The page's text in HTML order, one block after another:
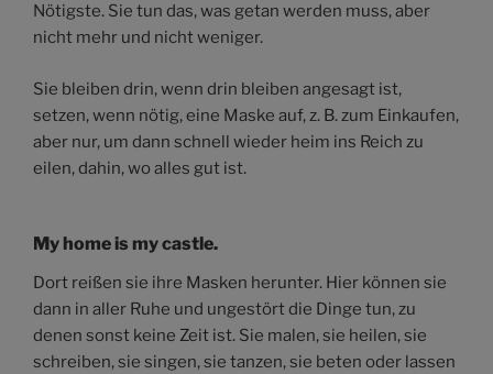
Nötigste. Sie tun das, was getan werden muss, aber
nicht mehr und nicht weniger.
Sie bleiben drin, wenn drin bleiben angesagt ist,
setzen, wenn nötig, eine Maske auf, z. B. zum Einkaufen,
aber nur, um dann schnell wieder heim ins Reich zu
eilen, dahin, wo alles gut ist.
My home is my castle.
Dort reißen sie ihre Masken herunter. Hier können sie
dann in aller Ruhe und ungestört die Dinge tun, zu
denen sonst keine Zeit ist. Sie malen, sie heilen, sie
schreiben, sie singen, sie tanzen, sie beten oder lassen